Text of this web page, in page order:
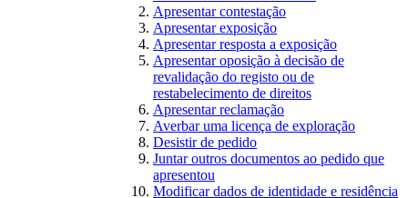
Apresentar contestação
Apresentar exposição
Apresentar resposta a exposição
Apresentar oposição à decisão de
revalidação do registo ou de
restabelecimento de direitos
Apresentar reclamação
Averbar uma licença de exploração
Desistir de pedido
Juntar outros documentos ao pedido que
apresentou
Modificar dados de identidade e residência